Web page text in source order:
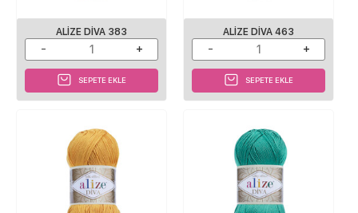
ALIZE DIVA 383
SEPETE EKLE
ALIZE DIVA 463
SEPETE EKLE